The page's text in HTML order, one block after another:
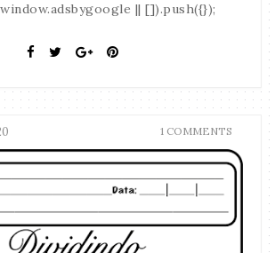
|| []).push({});
1 COMMENTS